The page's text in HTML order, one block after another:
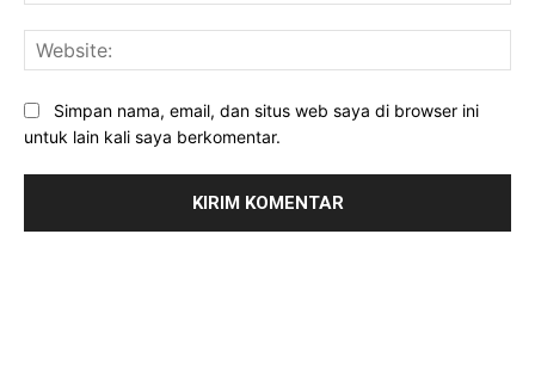
Simpan nama, email, dan situs web saya di browser ini
untuk lain kali saya berkomentar.